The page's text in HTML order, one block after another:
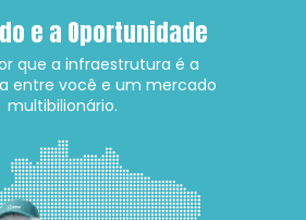
e a Oportunidade
que a infraestrutura é a
entre você e um mercado
multibilionário.